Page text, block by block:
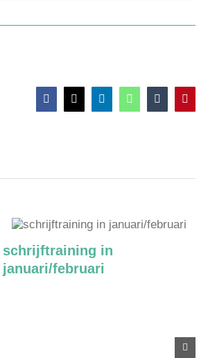
Facebook
X LinkedInWhatsAppTumblrPinterest
schrijftraining in
januari/februari